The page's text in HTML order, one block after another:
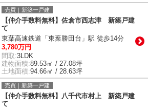
売買｜新築一戸建
【仲介手数料無料】佐倉市西志津 新築戸建
て
東葉高速鉄道「東葉勝田台」駅 徒歩14分
3,780万円
間取:3LDK
建物面積:89.53㎡ / 27.08坪
土地面積:94.66㎡ / 28.63坪
売買｜新築一戸建
【仲介手数料無料】八千代市村上 新築戸建
て